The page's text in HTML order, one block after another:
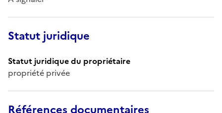
Statut juridique
Statut juridique du propriétaire
propriété privée
Références documentaires